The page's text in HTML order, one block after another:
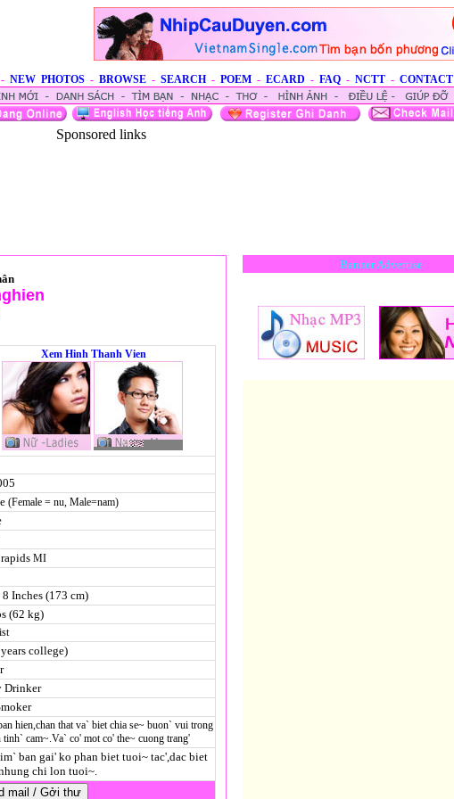
- NEW PHOTOS - BROWSE - SEARCH - POEM - ECARD - FAQ - NCTT - CONTACT
Sponsored links
Xem Hinh Thanh Vien
(Female = nu, Male=nam)
MI
8 Inches (173 cm)
(62 kg)
college)
Drinker
hien,chan that va` biet chia se~ buon` vui trong
tinh` cam~.Va` co' mot co' the~ cuong trang'
ban gai' ko phan biet tuoi~ tac',dac biet
chi lon tuoi~.
Banner Advertise